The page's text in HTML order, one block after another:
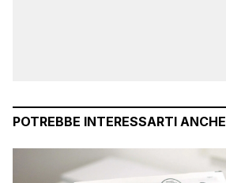
POTREBBE INTERESSARTI ANCHE